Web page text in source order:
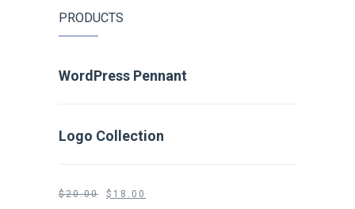
PRODUCTS
WordPress Pennant
Logo Collection
$20.00 $ 18.00